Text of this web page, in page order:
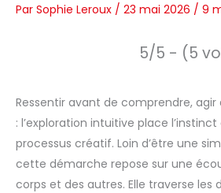
Par Sophie Leroux / 23 mai 2026 / 9
5/5 - (5
Ressentir avant de comprendre,
: l’exploration intuitive place
processus créatif. Loin d’être une
cette démarche repose sur une
corps et des autres. Elle traverse les